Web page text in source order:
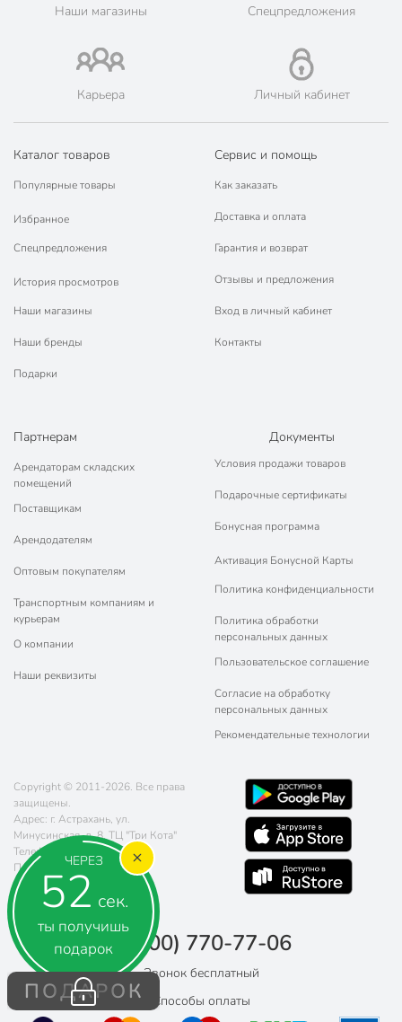
ЧЕРЕЗ
51 сек.
ты получишь
подарок
ПОДАРОК
Наши магазины Спецпредложения
Карьера Личный кабинет
Каталог товаров
Популярные товары
Избранное
Спецпредложения
История просмотров
Наши магазины
Наши бренды
Подарки
Сервис и помощь
Как заказать
Доставка и оплата
Гарантия и возврат
Отзывы и предложения
Вход в личный кабинет
Контакты
Партнерам
Арендаторам складских
помещений
Поставщикам
Арендодателям
Оптовым покупателям
Транспортным компаниям и
курьерам
О компании
Наши реквизиты
Документы
Условия продажи товаров
Подарочные сертификаты
Бонусная программа
Активация Бонусной Карты
Политика конфиденциальности
Политика обработки
персональных данных
Пользовательское соглашение
Согласие на обработку
персональных данных
Рекомендательные технологии
Copyright © 2011-2026. Все права
защищены.
Адрес: г. Астрахань, ул.
Минусинская, д. 8, ТЦ "Три Кота"
Телефон:
8 (800) 770-77-06
Почта:
sales@poryadok.ru
8 (800) 770-77-06
Звонок бесплатный
Способы оплаты